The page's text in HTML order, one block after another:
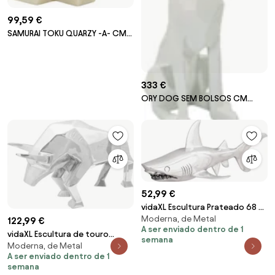
99,59 €
SAMURAI TOKU QUARZY -A- CM
333 €
ORY DOG SEM BOLSOS CM
27X51X74
122,99 €
vidaXL Escultura de touro
Prateado 74 x 23 x 39 cm
Alumínio
Moderna, de Metal
A ser enviado dentro de 1
semana
52,99 €
vidaXL Escultura Prateado 68 x
20 x 24 cm Alumínio
Moderna, de Metal
A ser enviado dentro de 1
semana